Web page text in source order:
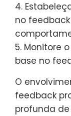
4.
no
5. Monitore
base no
O
feedback
profunda